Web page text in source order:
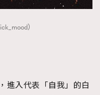
）
進入代表「自我」的白